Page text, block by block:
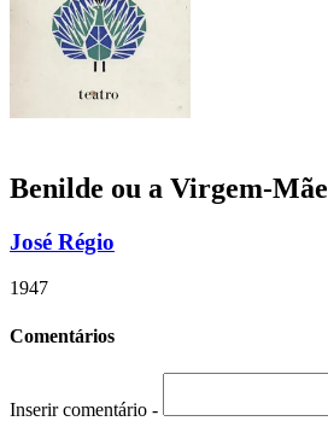
Benilde ou a Virgem-Mãe
José Régio
1947
Comentários
Inserir comentário -